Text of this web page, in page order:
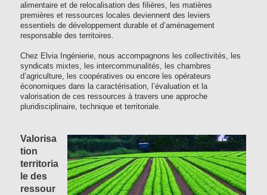
alimentaire et de relocalisation des filières, les matières
premières et ressources locales deviennent des leviers
essentiels de développement durable et d’aménagement
responsable des territoires.
Chez Elvia Ingénierie, nous accompagnons les collectivités, les
syndicats mixtes, les intercommunalités, les chambres
d’agriculture, les coopératives ou encore les opérateurs
économiques dans la caractérisation, l’évaluation et la
valorisation de ces ressources à travers une approche
pluridisciplinaire, technique et territoriale.
Valorisa
tion
territoria
le des
ressour